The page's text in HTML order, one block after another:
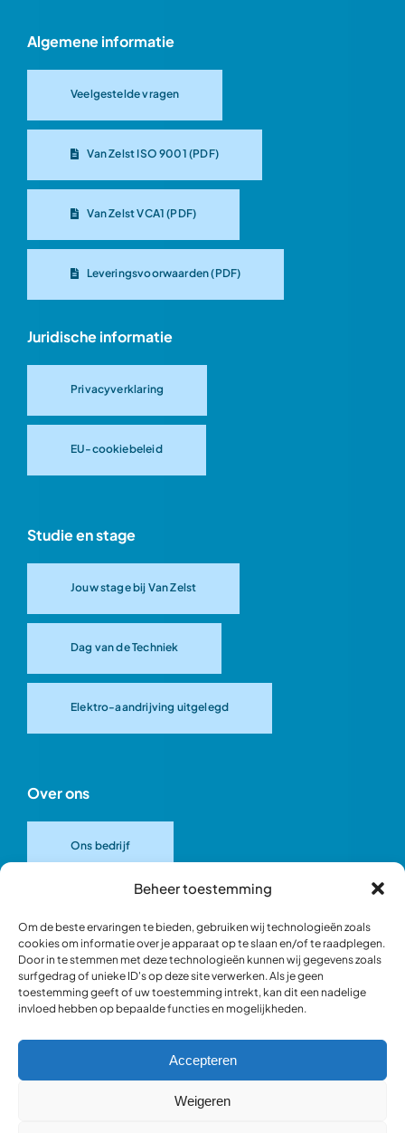
Beheer toestemming
Om de beste ervaringen te bieden, gebruiken wij technologieën zoals
cookies om informatie over je apparaat op te slaan en/of te raadplegen.
Door in te stemmen met deze technologieën kunnen wij gegevens zoals
surfgedrag of unieke ID's op deze site verwerken. Als je geen
toestemming geeft of uw toestemming intrekt, kan dit een nadelige
invloed hebben op bepaalde functies en mogelijkheden.
Accepteren
Weigeren
Algemene informatie
Veelgestelde vragen
Van Zelst ISO 9001 (PDF)
Van Zelst VCA1 (PDF)
Leveringsvoorwaarden (PDF)
Juridische informatie
Privacyverklaring
EU-cookiebeleid
Studie en stage
Jouw stage bij Van Zelst
Dag van de Techniek
Elektro-aandrijving uitgelegd
Over ons
Ons bedrijf
Ons team
Blik in de werkplaats